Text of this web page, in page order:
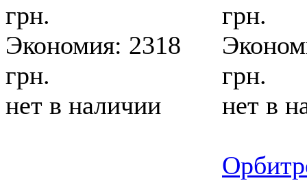
грн.
Экономия: 2318
грн.
нет в наличии
грн.
грн.
нет в